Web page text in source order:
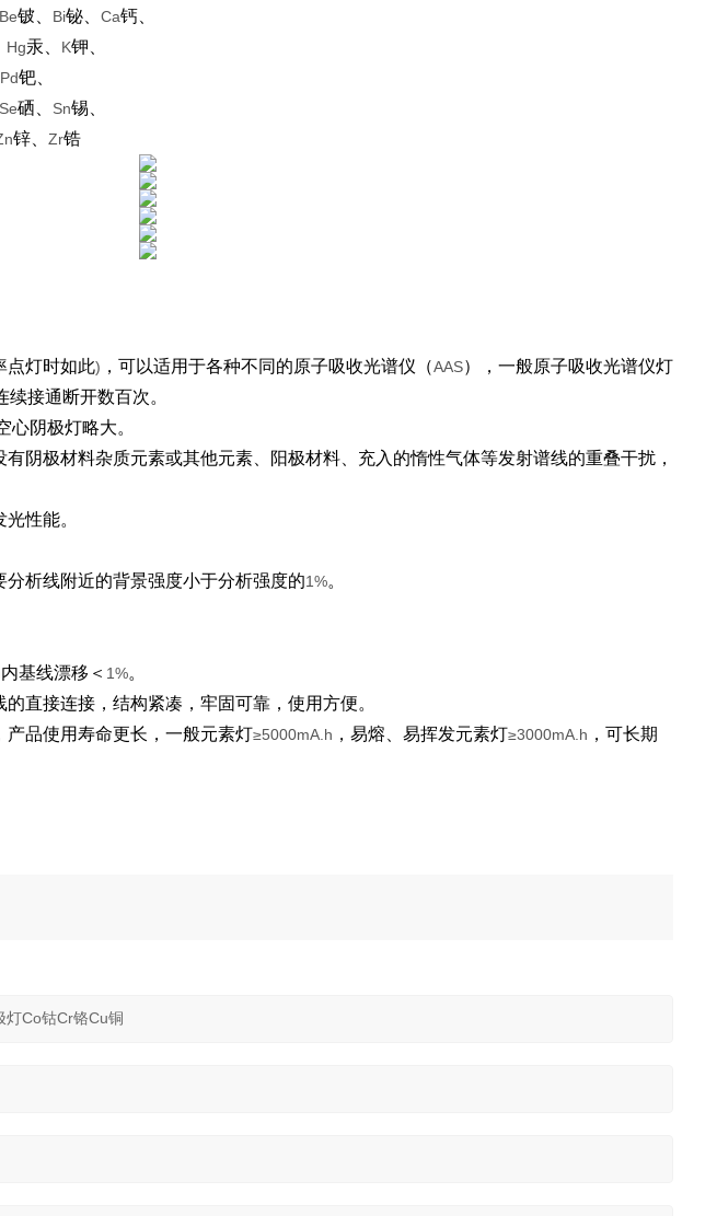
Be铍、 Bi铋、 Ca钙、
Hg汞、 K钾、
Pd钯、
Se硒、 Sn锡、
锌、 Zr锆
点灯时如此) ，可以适用于各种不同的原子吸收光谱仪（AAS），一般原子吸收光谱仪灯
接通断开数百次。
心阴极灯略大。
阴极材料杂质元素或其他元素、阳极材料、充入的惰性气体等发射谱线的重叠干扰，
性能。
线附近的背景强度小于分析强度的1%。
内基线漂移＜ 1%。
直接连接，结构紧凑，牢固可靠，使用方便。
品使用寿命更长，一般元素灯≥5000mA.h ，易熔、易挥发元素灯≥3000mA.h ，可长期